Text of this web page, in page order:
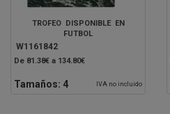
TROFEO DISPONIBLE EN
FUTBOL
W1161842
De 81.38€ a 134.80€
Tamaños: 4 IVA no incluido